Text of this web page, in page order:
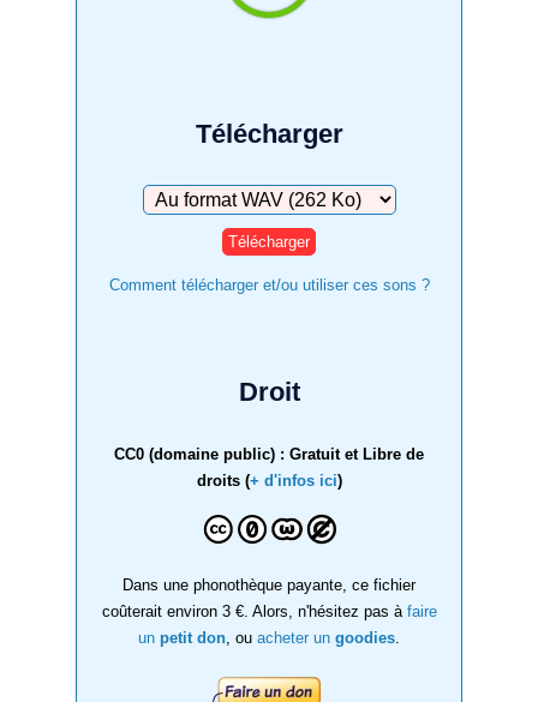
Télécharger
Télécharger
Comment télécharger et/ou utiliser ces sons ?
Droit
CC0 (domaine public) : Gratuit et Libre de
droits (+ d'infos ici)
Dans une phonothèque payante, ce fichier
coûterait environ 3 €. Alors, n'hésitez pas à faire
un petit don , ou acheter un goodies